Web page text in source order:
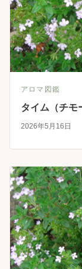
アロマ図鑑
タイム（チモ
2026年5月16日